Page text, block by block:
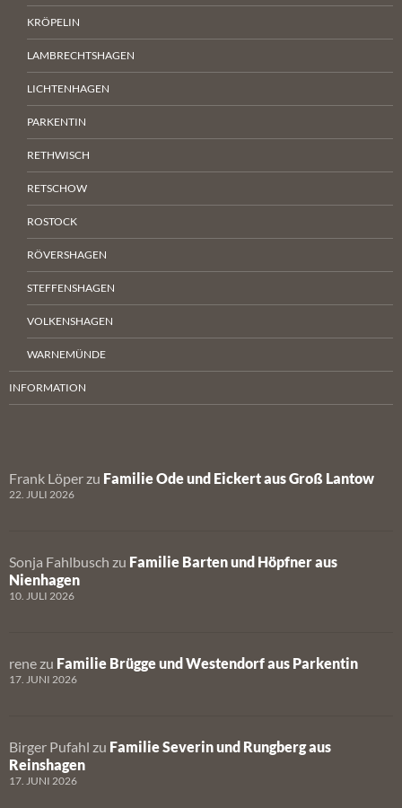
KRÖPELIN
LAMBRECHTSHAGEN
LICHTENHAGEN
PARKENTIN
RETHWISCH
RETSCHOW
ROSTOCK
RÖVERSHAGEN
STEFFENSHAGEN
VOLKENSHAGEN
WARNEMÜNDE
INFORMATION
Frank Löper zu Familie Ode und Eickert aus Groß Lantow
22. JULI 2026
Sonja Fahlbusch zu Familie Barten und Höpfner aus
Nienhagen
10. JULI 2026
rene zu Familie Brügge und Westendorf aus Parkentin
17. JUNI 2026
Birger Pufahl zu Familie Severin und Rungberg aus
Reinshagen
17. JUNI 2026